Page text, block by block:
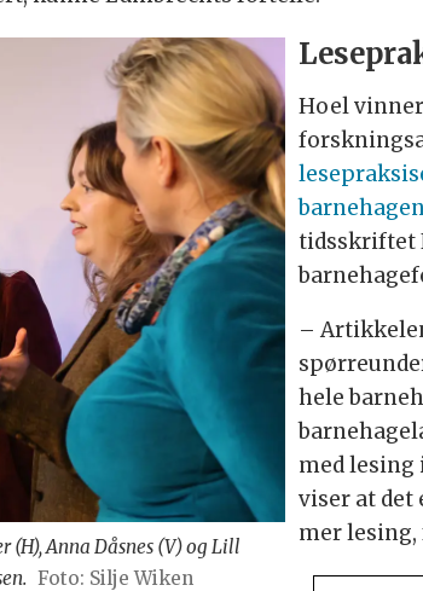
Anna Dåsnes (V) og Lill
Foto: Silje Wiken
Hoel
tidsskriftet
–
hele
med lesing
viser at
mer